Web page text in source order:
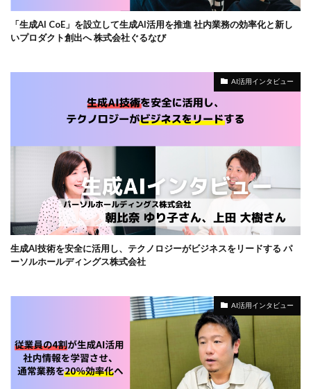
「生成AI CoE」を設立して生成AI活用を推進 社内業務の効率化と新し
いプロダクト創出へ 株式会社ぐるなび
AI活用インタビュー
生成AI技術を安全に活用し、テクノロジーがビジネスをリードする パ
ーソルホールディングス株式会社
AI活用インタビュー